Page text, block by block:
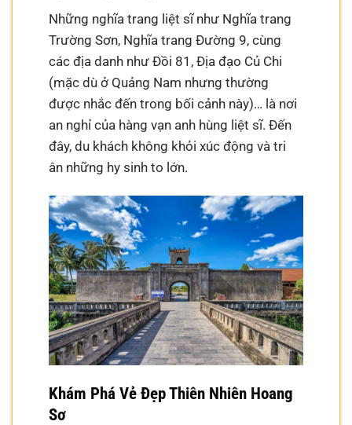
Những nghĩa trang liệt sĩ như Nghĩa trang
Trường Sơn, Nghĩa trang Đường 9, cùng
các địa danh như Đồi 81, Địa đạo Củ Chi
(mặc dù ở Quảng Nam nhưng thường
được nhắc đến trong bối cảnh này)… là nơi
an nghỉ của hàng vạn anh hùng liệt sĩ. Đến
đây, du khách không khỏi xúc động và tri
ân những hy sinh to lớn.
Khám Phá Vẻ Đẹp Thiên Nhiên Hoang
Sơ